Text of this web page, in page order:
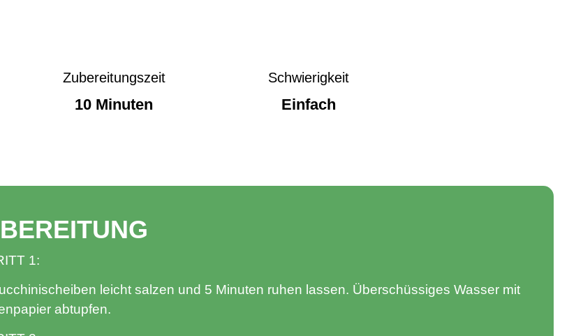
Zubereitungszeit
10 Minuten
Schwierigkeit
Einfach
1:
leicht salzen und 5 Minuten ruhen lassen. Überschüssiges Wasser mit
abtupfen.